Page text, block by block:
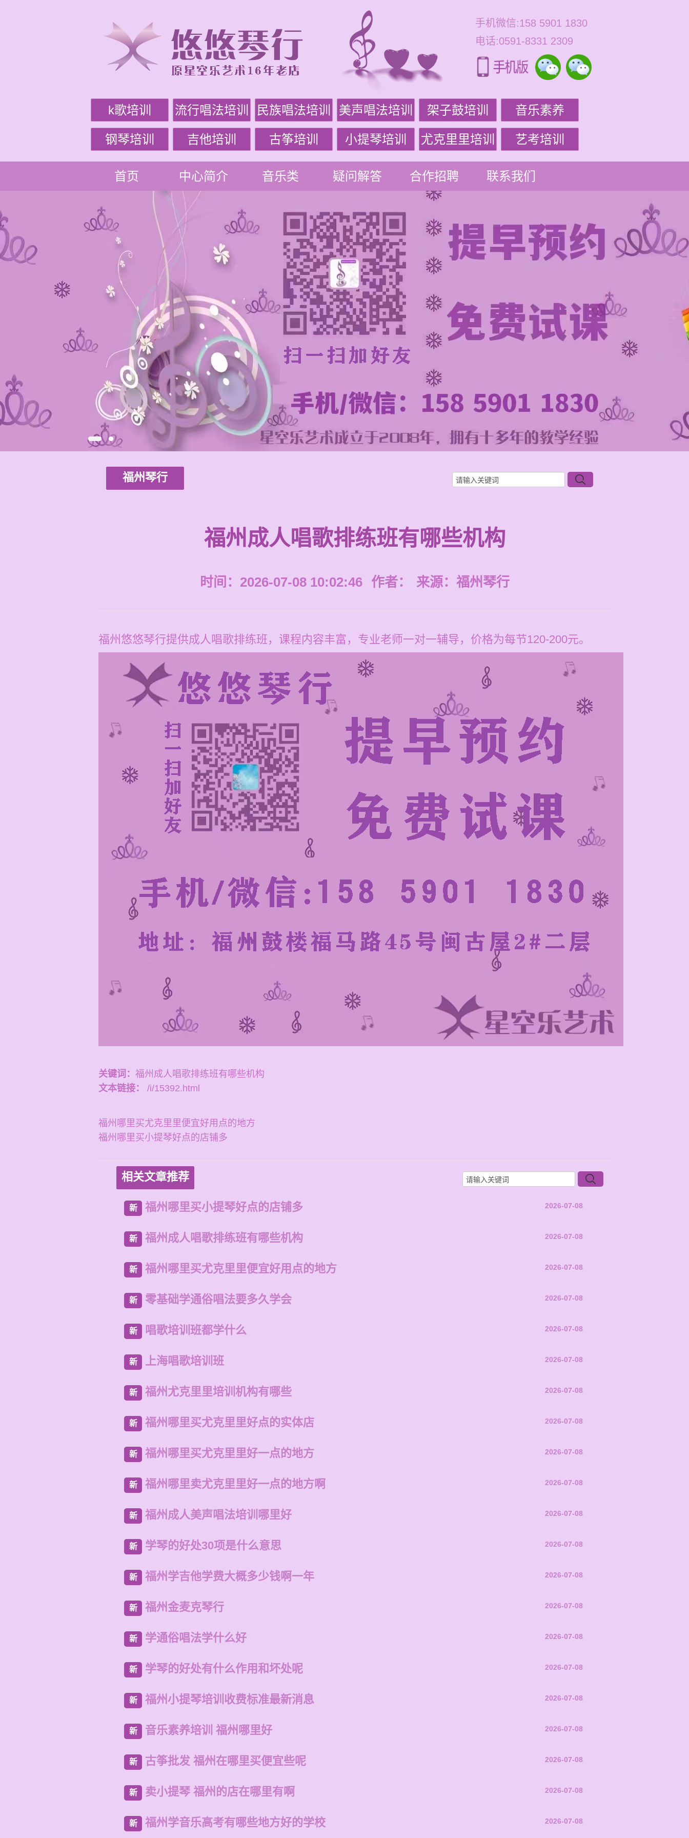
手机微信:158 5901 1830
电话:0591-8331 2309
k歌培训 流行唱法培训 民族唱法培训 美声唱法培训 架子鼓培训 音乐素养
钢琴培训 吉他培训 古筝培训 小提琴培训 尤克里里培训 艺考培训
首页 中心简介 音乐类 疑问解答 合作招聘 联系我们
福州琴行
福州成人唱歌排练班有哪些机构
时间：2026-07-08 10:02:46 作者： 来源： 福州琴行
福州悠悠琴行提供成人唱歌排练班，课程内容丰富，专业老师一对一辅导，价格为每节120-200元。
关键词： 福州成人唱歌排练班有哪些机构
文本链接：
/i/15392.html
福州哪里买尤克里里便宜好用点的地方
福州哪里买小提琴好点的店铺多
相关文章推荐
新 福州哪里买小提琴好点的店铺多 2026-07-08
新 福州成人唱歌排练班有哪些机构 2026-07-08
新 福州哪里买尤克里里便宜好用点的地方 2026-07-08
新 零基础学通俗唱法要多久学会 2026-07-08
新 唱歌培训班都学什么 2026-07-08
新 上海唱歌培训班 2026-07-08
新 福州尤克里里培训机构有哪些 2026-07-08
新 福州哪里买尤克里里好点的实体店 2026-07-08
新 福州哪里买尤克里里好一点的地方 2026-07-08
新 福州哪里卖尤克里里好一点的地方啊 2026-07-08
新 福州成人美声唱法培训哪里好 2026-07-08
新 学琴的好处30项是什么意思 2026-07-08
新 福州学吉他学费大概多少钱啊一年 2026-07-08
新 福州金麦克琴行 2026-07-08
新 学通俗唱法学什么好 2026-07-08
新 学琴的好处有什么作用和坏处呢 2026-07-08
新 福州小提琴培训收费标准最新消息 2026-07-08
新 音乐素养培训 福州哪里好 2026-07-08
新 古筝批发 福州在哪里买便宜些呢 2026-07-08
新 卖小提琴 福州的店在哪里有啊 2026-07-08
新 福州学音乐高考有哪些地方好的学校 2026-07-08